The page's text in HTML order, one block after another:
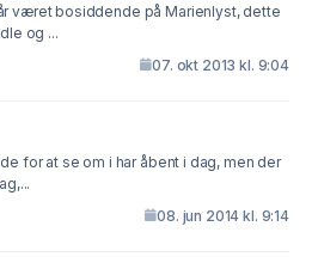
været bosiddende på Marienlyst, dette
og ...
07. okt 2013 kl. 9:04
for at se om i har åbent i dag, men der
08. jun 2014 kl. 9:14